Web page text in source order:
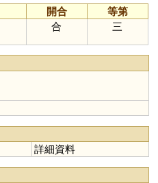
開合
等第
合 三
詳細資料